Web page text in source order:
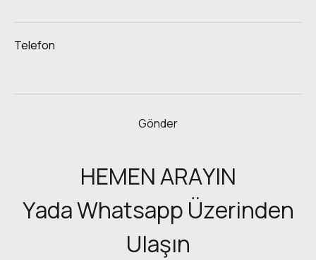
Telefon
HEMEN ARAYIN
Yada Whatsapp Üzerinden
Ulaşın